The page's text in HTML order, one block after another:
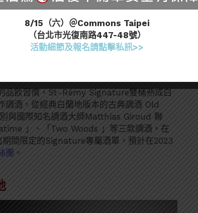
品飲習慣，St-Rémy Signature雙桶熟成白
調酒，從經典白蘭地版本的古典調酒 Old
與國際知名調酒大師Matthias Giroud 聯
」、「Two Woods 」等三款調酒，在
間限定的Signature專屬酒單，預計在2023
團 。
8/15（六）＠Commons Taipei
（台北市光復南路447-48號）
活動細節及報名請點擊私訊>>